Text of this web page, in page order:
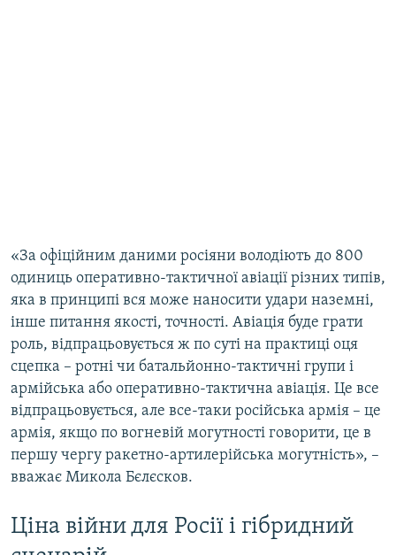
«За офіційним даними росіяни володіють до 800
одиниць оперативно-тактичної авіації різних типів,
яка в принципі вся може наносити удари наземні,
інше питання якості, точності. Авіація буде грати
роль, відпрацьовується ж по суті на практиці оця
сцепка – ротні чи батальйонно-тактичні групи і
армійська або оперативно-тактична авіація. Це все
відпрацьовується, але все-таки російська армія – це
армія, якщо по вогневій могутності говорити, це в
першу чергу ракетно-артилерійська могутність», –
вважає Микола Бєлєсков.
Ціна війни для Росії і гібридний